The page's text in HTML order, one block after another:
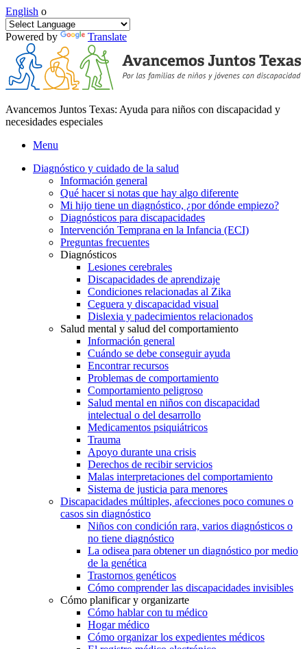
English o
Powered by Translate
Avancemos Juntos Texas: Ayuda para niños con discapacidad y
necesidades especiales
Menu
Diagnóstico y cuidado de la salud
Información general
Qué hacer si notas que hay algo diferente
Mi hijo tiene un diagnóstico, ¿por dónde empiezo?
Diagnósticos para discapacidades
Intervención Temprana en la Infancia (ECI)
Preguntas frecuentes
Diagnósticos
Lesiones cerebrales
Discapacidades de aprendizaje
Condiciones relacionadas al Zika
Ceguera y discapacidad visual
Dislexia y padecimientos relacionados
Salud mental y salud del comportamiento
Información general
Cuándo se debe conseguir ayuda
Encontrar recursos
Problemas de comportamiento
Comportamiento peligroso
Salud mental en niños con discapacidad
intelectual o del desarrollo
Medicamentos psiquiátricos
Trauma
Apoyo durante una crisis
Derechos de recibir servicios
Malas interpretaciones del comportamiento
Sistema de justicia para menores
Discapacidades múltiples, afecciones poco comunes o
casos sin diagnóstico
Niños con condición rara, varios diagnósticos o
no tiene diagnóstico
La odisea para obtener un diagnóstico por medio
de la genética
Trastornos genéticos
Cómo comprender las discapacidades invisibles
Cómo planificar y organizarte
Cómo hablar con tu médico
Hogar médico
Cómo organizar los expedientes médicos